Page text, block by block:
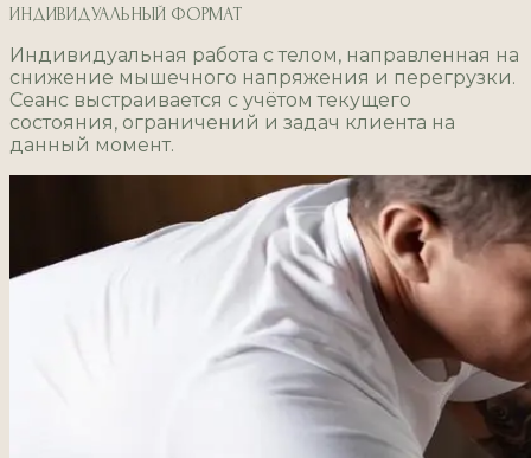
ИНДИВИДУАЛЬНЫЙ ФОРМАТ
Индивидуальная работа с телом, направленная на
снижение мышечного напряжения и перегрузки.
Сеанс выстраивается с учётом текущего
состояния, ограничений и задач клиента на
данный момент.